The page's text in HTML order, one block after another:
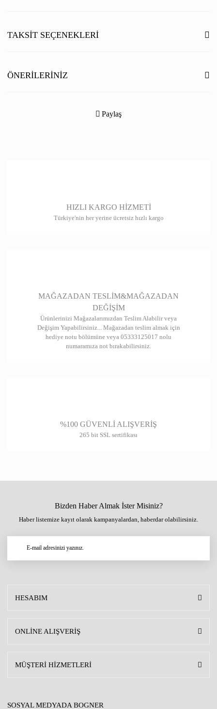
Bu ürüne ilk yorumu siz yapın!
TAKSIT SEÇENEKLERI
ÖNERILERINIZ
yetersiz gördüğünüz noktaları öneri formunu kullanarak tarafımıza
Ürün fiyatı diğer sitelerden daha pahalı.
Gönder
Paylaş
HIZLI KARGO HİZMETİ
Türkiye'nin her yerine ücretsiz hızlı kargo
MAĞAZADAN TESLİM&MAĞAZADAN
DEĞİŞİM
Ürünlerinizi Mağazalarımızdan Teslim Alabilir veya
Değişim Yapabilirsiniz... Mağazadan teslim almak için
hediye notu bölümüne veya 05333125017 nolu
numaramıza not bırakabilirsiniz.
%100 GÜVENLİ ALIŞVERİŞ
265 bit SSL sertifikası
Bizden Haber Almak İster Misiniz?
Haber listemize kayıt olarak kampanyalardan, haberdar olabilirsiniz.
HESABIM
ONLİNE ALIŞVERİŞ
MÜŞTERİ HİZMETLERİ
SOSYAL MEDYADA BOGNER